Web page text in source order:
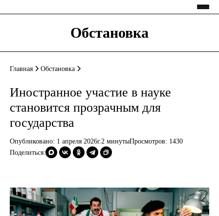
Обстановка
Главная Обстановка
Иностранное участие в науке
становится прозрачным для
государства
Опубликовано: 1 апреля 2026г.2 минутыПросмотров: 1430
Поделиться: